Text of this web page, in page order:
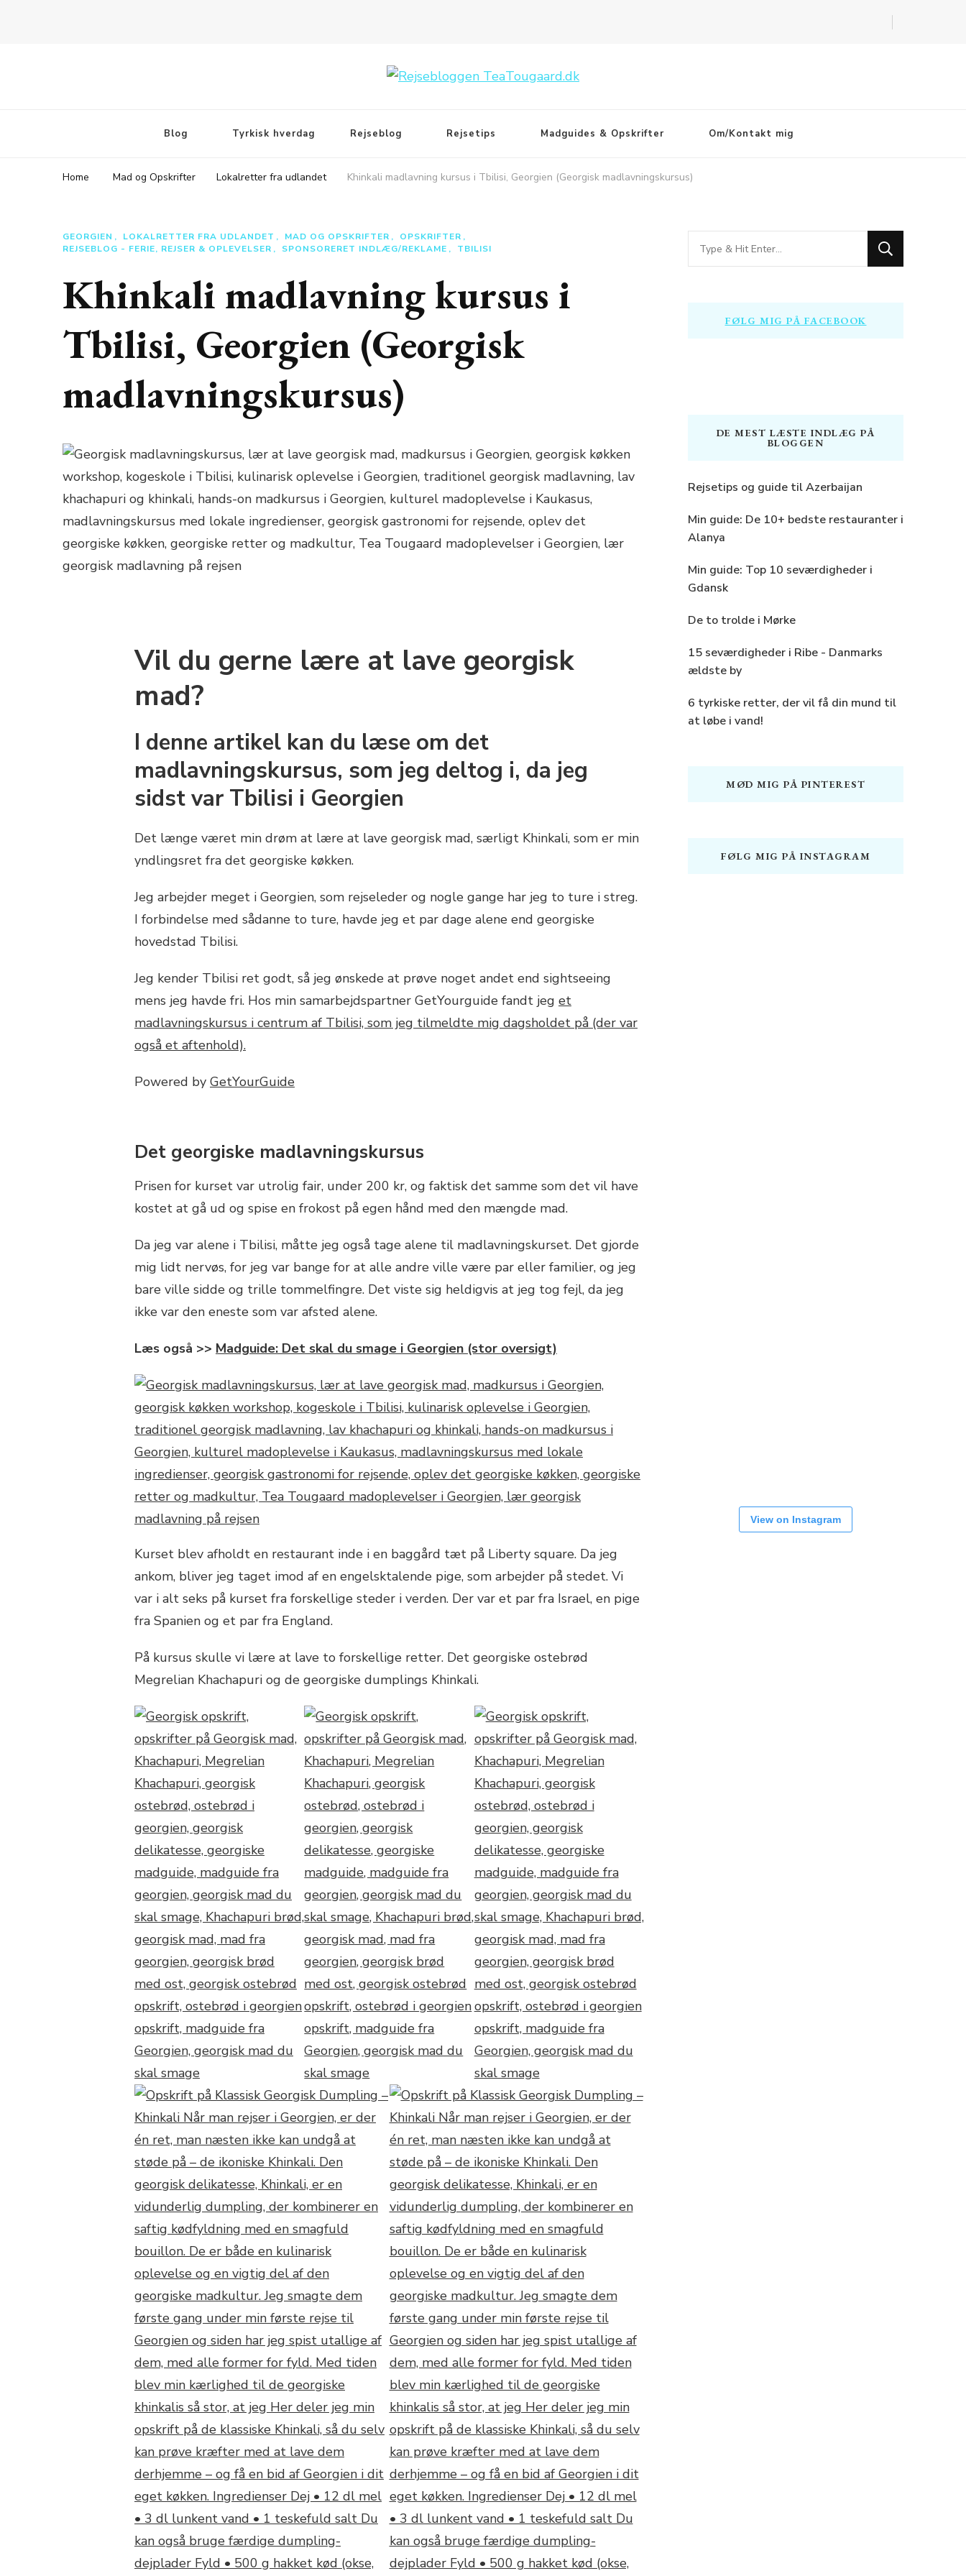
Blog Tyrkisk hverdag Rejseblog Rejsetips Madguides & Opskrifter Om/Kontakt mig
Home Mad og Opskrifter Lokalretter fra udlandet Khinkali madlavning kursus i Tbilisi, Georgien (Georgisk madlavningskursus)
GEORGIEN LOKALRETTER FRA UDLANDET MAD OG OPSKRIFTER
OPSKRIFTER
REJSEBLOG - FERIE, REJSER & OPLEVELSER
SPONSORERET INDLÆG/REKLAME TBILISI
Khinkali madlavning kursus i
Tbilisi, Georgien (Georgisk
madlavningskursus)
Vil du gerne lære at lave georgisk
mad?
I denne artikel kan du læse om det
madlavningskursus, som jeg deltog i, da jeg
sidst var Tbilisi i Georgien
Det længe været min drøm at lære at lave georgisk mad, særligt Khinkali, som er min
yndlingsret fra det georgiske køkken.
Jeg arbejder meget i Georgien, som rejseleder og nogle gange har jeg to ture i streg.
I forbindelse med sådanne to ture, havde jeg et par dage alene end georgiske
hovedstad Tbilisi.
Jeg kender Tbilisi ret godt, så jeg ønskede at prøve noget andet end sightseeing
mens jeg havde fri. Hos min samarbejdspartner GetYourguide fandt jeg et
madlavningskursus i centrum af Tbilisi, som jeg tilmeldte mig dagsholdet på (der var
også et aftenhold).
Powered by GetYourGuide
Det georgiske madlavningskursus
Prisen for kurset var utrolig fair, under 200 kr, og faktisk det samme som det vil have
kostet at gå ud og spise en frokost på egen hånd med den mængde mad.
Da jeg var alene i Tbilisi, måtte jeg også tage alene til madlavningskurset. Det gjorde
mig lidt nervøs, for jeg var bange for at alle andre ville være par eller familier, og jeg
bare ville sidde og trille tommelfingre. Det viste sig heldigvis at jeg tog fejl, da jeg
ikke var den eneste som var afsted alene.
Læs også >> Madguide: Det skal du smage i Georgien (stor oversigt)
Kurset blev afholdt en restaurant inde i en baggård tæt på Liberty square. Da jeg
ankom, bliver jeg taget imod af en engelsktalende pige, som arbejder på stedet. Vi
var i alt seks på kurset fra forskellige steder i verden. Der var et par fra Israel, en pige
fra Spanien og et par fra England.
På kursus skulle vi lære at lave to forskellige retter. Det georgiske ostebrød
Megrelian Khachapuri og de georgiske dumplings Khinkali.
Looking
for
FØLG MIG PÅ FACEBOOK
DE MEST LÆSTE INDLÆG PÅ
BLOGGEN
Rejsetips og guide til Azerbaijan
Min guide: De 10+ bedste restauranter i
Alanya
Min guide: Top 10 seværdigheder i
Gdansk
De to trolde i Mørke
15 seværdigheder i Ribe - Danmarks
ældste by
6 tyrkiske retter, der vil få din mund til
at løbe i vand!
MØD MIG PÅ PINTEREST
FØLG MIG PÅ INSTAGRAM
View on Instagram